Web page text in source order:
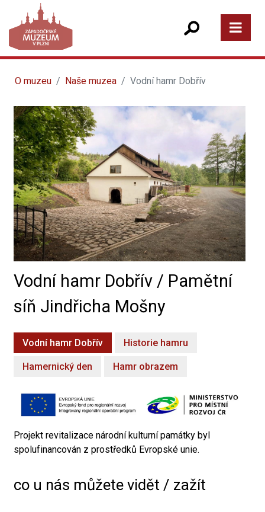
O muzeu Naše muzea Vodní hamr Dobřív
Vodní hamr Dobřív / Pamětní
síň Jindřicha Mošny
Vodní hamr Dobřív Historie hamru
Hamernický den Hamr obrazem
Projekt revitalizace národní kulturní památky byl
spolufinancován z prostředků Evropské unie.
co u nás můžete vidět / zažít